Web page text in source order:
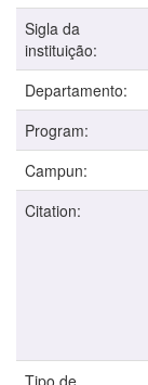
Sigla da
instituição:
Departamento:
Program:
Campun:
Citation:
Tipo de